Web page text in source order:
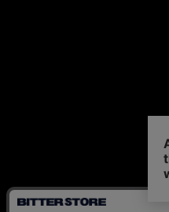
BITTER STORE(ビタースト